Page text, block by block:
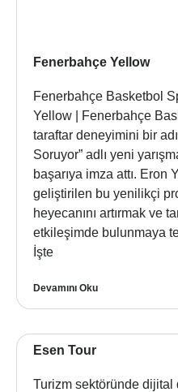
Fenerbahçe Yellow
Fenerbahçe Basketbol
Yellow | Fenerbahçe
taraftar deneyimini bir
Soruyor” adlı yeni
başarıya imza attı. Eron
geliştirilen bu yenilikçi
heyecanını artırmak ve
etkileşimde bulunmaya
İşte
Devamını Oku
Esen Tour
Turizm sektöründe